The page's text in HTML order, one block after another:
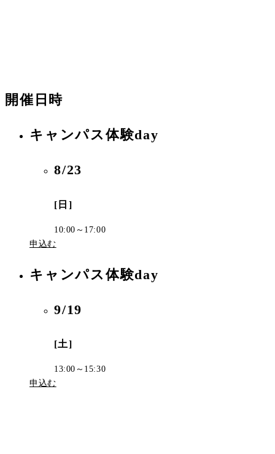
開催日時
キャンパス体験day
8/23
[日]
10:00～17:00
申込む
キャンパス体験day
9/19
[土]
13:00～15:30
申込む